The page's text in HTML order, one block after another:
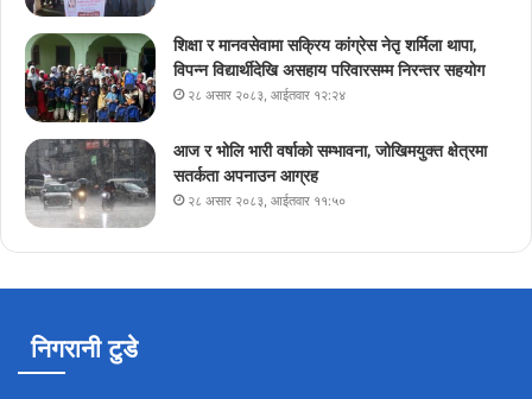
शिक्षा र मानवसेवामा सक्रिय कांग्रेस नेतृ शर्मिला थापा,
विपन्न विद्यार्थीदेखि असहाय परिवारसम्म निरन्तर सहयोग
२८ असार २०८३, आईतवार १२:२४
आज र भोलि भारी वर्षाको सम्भावना, जोखिमयुक्त क्षेत्रमा
सतर्कता अपनाउन आग्रह
२८ असार २०८३, आईतवार ११:५०
निगरानी टुडे